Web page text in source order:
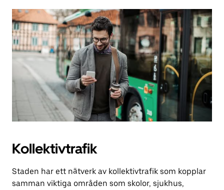
Kollektivtrafik
Staden har ett nätverk av kollektivtrafik som kopplar
samman viktiga områden som skolor, sjukhus,